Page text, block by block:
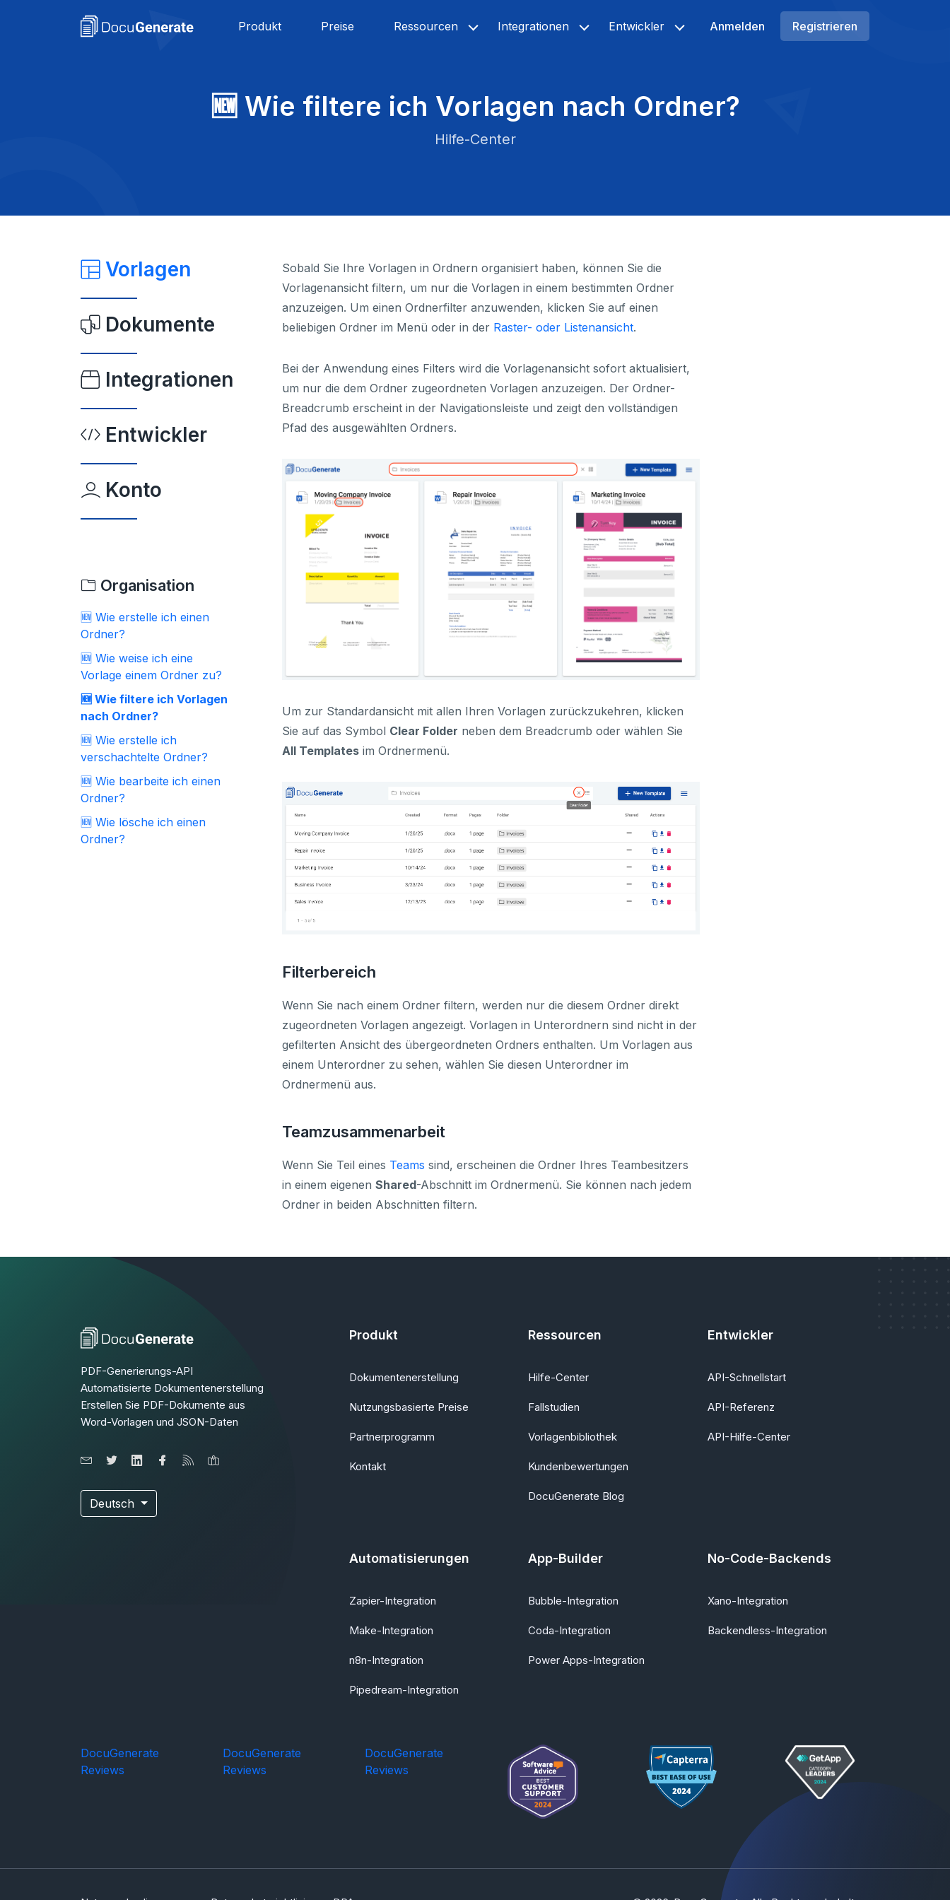
Produkt Preise Ressourcen Integrationen Entwickler Anmelden Registrieren
🆕 Wie filtere ich Vorlagen nach Ordner?
Hilfe-Center
Vorlagen
Dokumente
Integrationen
Entwickler
Konto
Organisation
🆕 Wie erstelle ich einen
Ordner?
🆕 Wie weise ich eine
Vorlage einem Ordner zu?
🆕 Wie filtere ich Vorlagen
nach Ordner?
🆕 Wie erstelle ich
verschachtelte Ordner?
🆕 Wie bearbeite ich einen
Ordner?
🆕 Wie lösche ich einen
Ordner?
Sobald Sie Ihre Vorlagen in Ordnern organisiert haben, können Sie die
Vorlagenansicht filtern, um nur die Vorlagen in einem bestimmten Ordner
anzuzeigen. Um einen Ordnerfilter anzuwenden, klicken Sie auf einen
beliebigen Ordner im Menü oder in der Raster- oder Listenansicht.
Bei der Anwendung eines Filters wird die Vorlagenansicht sofort aktualisiert,
um nur die dem Ordner zugeordneten Vorlagen anzuzeigen. Der Ordner-
Breadcrumb erscheint in der Navigationsleiste und zeigt den vollständigen
Pfad des ausgewählten Ordners.
Um zur Standardansicht mit allen Ihren Vorlagen zurückzukehren, klicken
Sie auf das Symbol Clear Folder neben dem Breadcrumb oder wählen Sie
All Templates im Ordnermenü.
Filterbereich
Wenn Sie nach einem Ordner filtern, werden nur die diesem Ordner direkt
zugeordneten Vorlagen angezeigt. Vorlagen in Unterordnern sind nicht in der
gefilterten Ansicht des übergeordneten Ordners enthalten. Um Vorlagen aus
einem Unterordner zu sehen, wählen Sie diesen Unterordner im
Ordnermenü aus.
Teamzusammenarbeit
Wenn Sie Teil eines Teams sind, erscheinen die Ordner Ihres Teambesitzers
in einem eigenen Shared-Abschnitt im Ordnermenü. Sie können nach jedem
Ordner in beiden Abschnitten filtern.
PDF-Generierungs-API
Automatisierte Dokumentenerstellung
Erstellen Sie PDF-Dokumente aus
Word-Vorlagen und JSON-Daten
Deutsch
Produkt
Dokumentenerstellung
Nutzungsbasierte Preise
Partnerprogramm
Kontakt
Ressourcen
Hilfe-Center
Fallstudien
Vorlagenbibliothek
Kundenbewertungen
DocuGenerate Blog
Entwickler
API-Schnellstart
API-Referenz
API-Hilfe-Center
Automatisierungen
Zapier-Integration
Make-Integration
n8n-Integration
Pipedream-Integration
App-Builder
Bubble-Integration
Coda-Integration
Power Apps-Integration
No-Code-Backends
Xano-Integration
Backendless-Integration
DocuGenerate
Reviews
DocuGenerate
Reviews
DocuGenerate
Reviews